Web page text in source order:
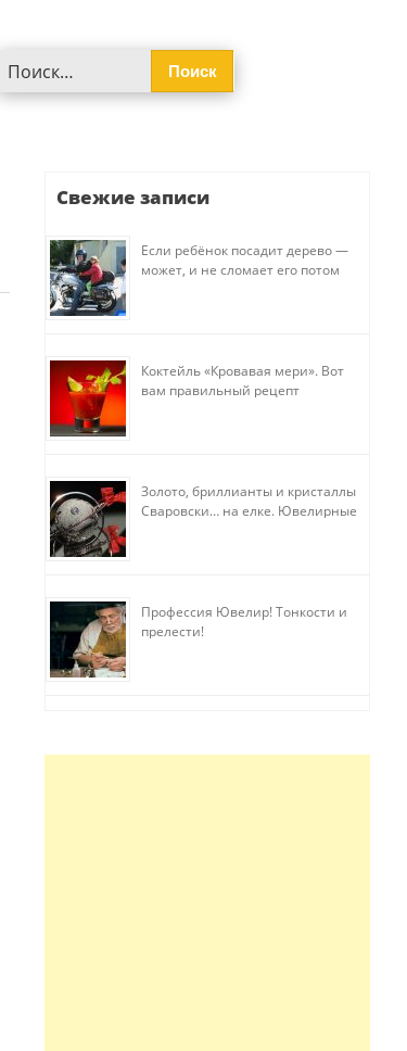
Свежие записи
Если ребёнок посадит дерево —
может, и не сломает его потом
Коктейль «Кровавая мери». Вот
вам правильный рецепт
Золото, бриллианты и кристаллы
Сваровски… на елке. Ювелирные
Профессия Ювелир! Тонкости и
прелести!